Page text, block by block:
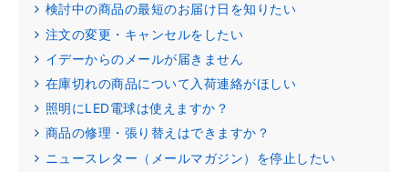
検討中の商品の最短のお届け日を知りたい
注文の変更・キャンセルをしたい
イデーからのメールが届きません
在庫切れの商品について入荷連絡がほしい
照明にLED電球は使えますか？
商品の修理・張り替えはできますか？
ニュースレター（メールマガジン）を停止したい